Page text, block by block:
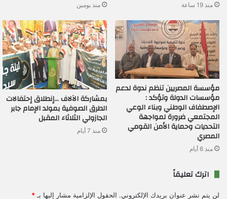
منذ 19 ساعة منذ يومين
مؤسسة المصريين تنظم ندوة لدعم
مؤسسات الدولة وتؤكد :
الإصطفاف الوطني وبناء الوعي
المجتمعي ضرورة لمواجهة
التحديات وحماية الأمن القومي
المصري
منذ 6 أيام
بمشاركة الآلاف …إنطلاق إحتفالات
الطرق الصوفية بمولد الإمام جابر
الجازولي الثلاثاء المقبل
منذ 7 أيام
اترك تعليقاً
لن يتم نشر عنوان بريدك الإلكتروني. الحقول الإلزامية مشار إليها بـ *